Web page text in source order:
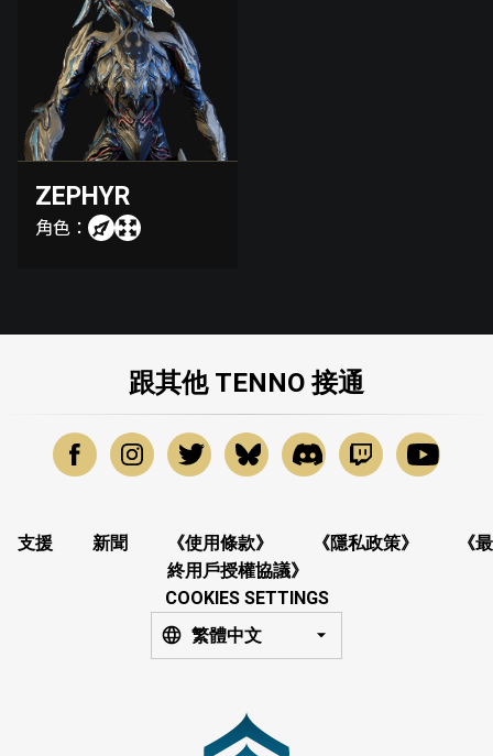
ZEPHYR
角色：
跟其他 TENNO 接通
支援 新聞 《使用條款》 《隱私政策》
《最
終用戶授權協議》
COOKIES SETTINGS
繁體中文